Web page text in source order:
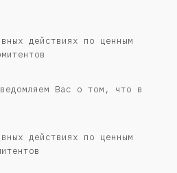
действиях по ценным
Вас о том, что в
действиях по ценным